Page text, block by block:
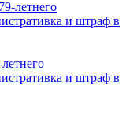
и штраф в